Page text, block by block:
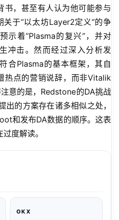
，甚至有人认为他可能参与
于”以太坊Layer2定义”的争
示着”Plasma的复兴”，并对
冲击。然而经过深入分析发
合Plasma的基本框架，其自
热点的营销说辞，而非Vitalik
意的是，Redstone的DA挑战
的方案存在诸多相似之处，
和发布DA数据的顺序。这表
度解读。
OKX